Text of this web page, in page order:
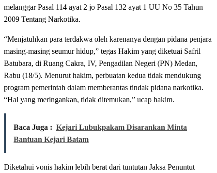
melanggar Pasal 114 ayat 2 jo Pasal 132 ayat 1 UU No 35 Tahun
2009 Tentang Narkotika.
“Menjatuhkan para terdakwa oleh karenanya dengan pidana penjara
masing-masing seumur hidup,” tegas Hakim yang diketuai Safril
Batubara, di Ruang Cakra, IV, Pengadilan Negeri (PN) Medan,
Rabu (18/5). Menurut hakim, perbuatan kedua tidak mendukung
program pemerintah dalam memberantas tindak pidana narkotika.
“Hal yang meringankan, tidak ditemukan,” ucap hakim.
Baca Juga : Kejari Lubukpakam Disarankan Minta
Bantuan Kejari Batam
Diketahui vonis hakim lebih berat dari tuntutan Jaksa Penuntut